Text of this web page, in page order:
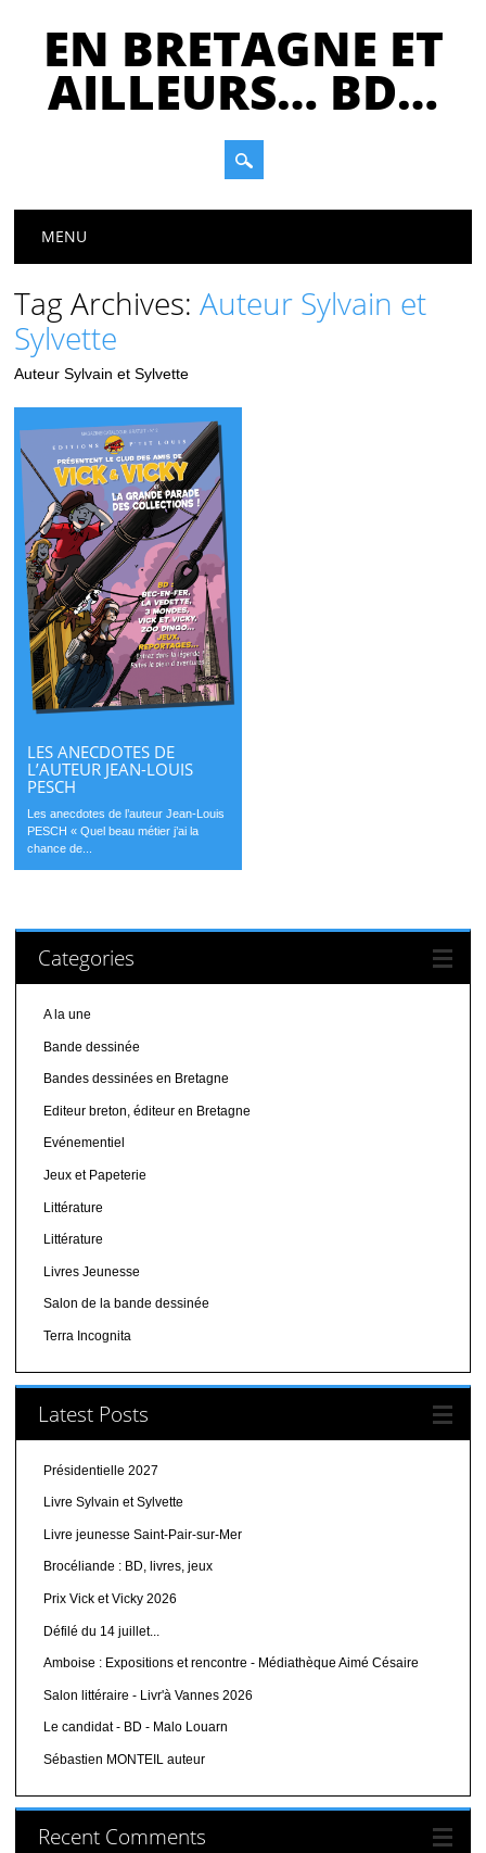
EN BRETAGNE ET
AILLEURS… BD…
Main menu
MENU
Tag Archives:Auteur Sylvain et
Sylvette
Auteur Sylvain et Sylvette
LES ANECDOTES DE
L’AUTEUR JEAN-LOUIS
PESCH
Les anecdotes de l’auteur Jean-Louis
PESCH « Quel beau métier j’ai la
chance de...
Categories
A la une
Bande dessinée
Bandes dessinées en Bretagne
Editeur breton, éditeur en Bretagne
Evénementiel
Jeux et Papeterie
Littérature
Littérature
Livres Jeunesse
Salon de la bande dessinée
Terra Incognita
Latest Posts
Présidentielle 2027
Livre Sylvain et Sylvette
Livre jeunesse Saint-Pair-sur-Mer
Brocéliande : BD, livres, jeux
Prix Vick et Vicky 2026
Défilé du 14 juillet...
Amboise : Expositions et rencontre - Médiathèque Aimé Césaire
Salon littéraire - Livr'à Vannes 2026
Le candidat - BD - Malo Louarn
Sébastien MONTEIL auteur
Recent Comments